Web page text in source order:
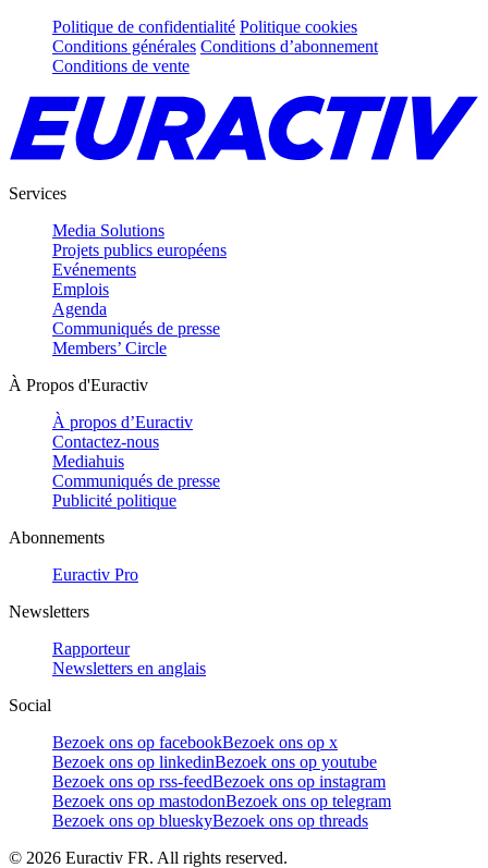
Politique de confidentialité Politique cookies
Conditions générales Conditions d’abonnement
Conditions de vente
Services
Media Solutions
Projets publics européens
Evénements
Emplois
Agenda
Communiqués de presse
Members’ Circle
À Propos d'Euractiv
À propos d’Euractiv
Contactez-nous
Mediahuis
Communiqués de presse
Publicité politique
Abonnements
Euractiv Pro
Newsletters
Rapporteur
Newsletters en anglais
Social
Bezoek ons op facebookBezoek ons op x
Bezoek ons op linkedinBezoek ons op youtube
Bezoek ons op rss-feedBezoek ons op instagram
Bezoek ons op mastodonBezoek ons op telegram
Bezoek ons op blueskyBezoek ons op threads
© 2026 Euractiv FR. All rights reserved.